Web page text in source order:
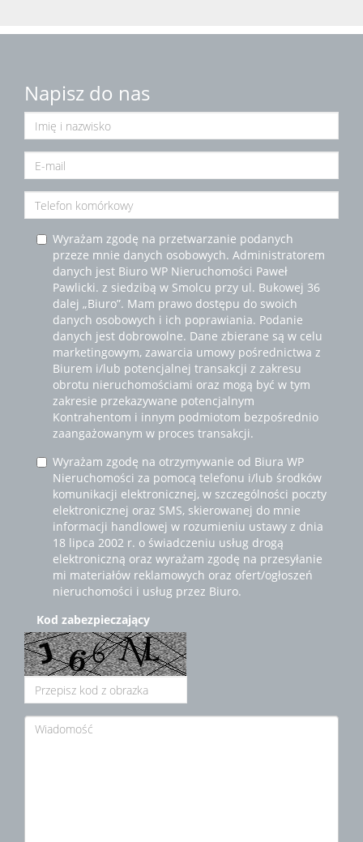
Napisz do nas
Wyrażam zgodę na przetwarzanie podanych
przeze mnie danych osobowych. Administratorem
danych jest Biuro WP Nieruchomości Paweł
Pawlicki. z siedzibą w Smolcu przy ul. Bukowej 36
dalej „Biuro”. Mam prawo dostępu do swoich
danych osobowych i ich poprawiania. Podanie
danych jest dobrowolne. Dane zbierane są w celu
marketingowym, zawarcia umowy pośrednictwa z
Biurem i/lub potencjalnej transakcji z zakresu
obrotu nieruchomościami oraz mogą być w tym
zakresie przekazywane potencjalnym
Kontrahentom i innym podmiotom bezpośrednio
zaangażowanym w proces transakcji.
Wyrażam zgodę na otrzymywanie od Biura WP
Nieruchomości za pomocą telefonu i/lub środków
komunikacji elektronicznej, w szczególności poczty
elektronicznej oraz SMS, skierowanej do mnie
informacji handlowej w rozumieniu ustawy z dnia
18 lipca 2002 r. o świadczeniu usług drogą
elektroniczną oraz wyrażam zgodę na przesyłanie
mi materiałów reklamowych oraz ofert/ogłoszeń
nieruchomości i usług przez Biuro.
Kod zabezpieczający